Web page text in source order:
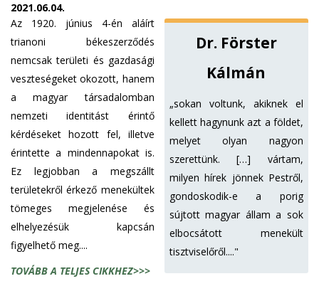
2021.06.04.
Dr. Förster
Kálmán
„sokan voltunk, akiknek el
kellett hagynunk azt a földet,
melyet olyan nagyon
szerettünk. […] vártam,
milyen hírek jönnek Pestről,
gondoskodik-e a porig
sújtott magyar állam a sok
elbocsátott menekült
tisztviselőről...."
Az 1920. június 4-én aláírt
trianoni békeszerződés
nemcsak területi és gazdasági
veszteségeket okozott, hanem
a magyar társadalomban
nemzeti identitást érintő
kérdéseket hozott fel, illetve
érintette a mindennapokat is.
Ez legjobban a megszállt
területekről érkező menekültek
tömeges megjelenése és
elhelyezésük kapcsán
figyelhető meg....
TOVÁBB A TELJES CIKKHEZ>>>